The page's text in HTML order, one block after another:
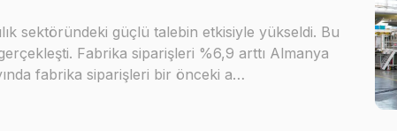
sektöründeki güçlü talebin etkisiyle yükseldi. Bu
Fabrika siparişleri %6,9 arttı Almanya
fabrika siparişleri bir önceki a…